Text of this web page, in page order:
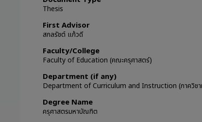
Thesis
First Advisor
สกลรัชต์ แก้วดี
Faculty/College
Faculty of Education (คณะครุศาสตร์)
Department (if any)
Department of Curriculum and Instruction (ภาควิชา
Degree Name
ครุศาสตรมหาบัณฑิต